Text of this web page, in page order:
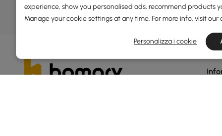
Scopri offerte speciali, promozioni, eventi e
Termini e condizioni
Politica sulla privacy
experience, show you personalised ads, recommend products
Manage your cookie settings at any time. For more info, visit our
Personalizza i cookie